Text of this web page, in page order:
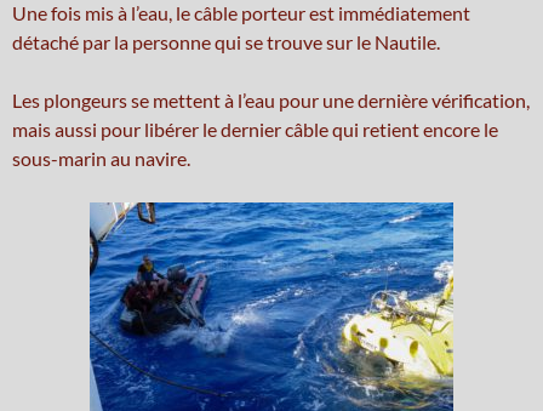
Une fois mis à l’eau, le câble porteur est immédiatement
détaché par la personne qui se trouve sur le Nautile.
Les plongeurs se mettent à l’eau pour une dernière vérification,
mais aussi pour libérer le dernier câble qui retient encore le
sous-marin au navire.